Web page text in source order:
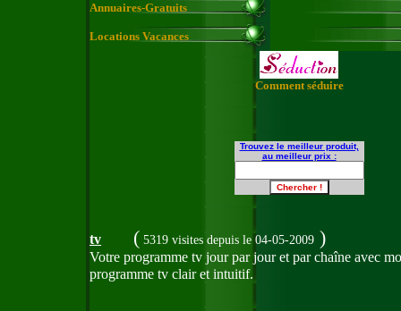
Annuaires-Gratuits
Locations Vacances
Comment séduire
Trouvez le meilleur produit,
au meilleur prix :
tv ( 5319 visites depuis le 04-05-2009 )
Votre programme tv jour par jour et par chaîne avec
programme tv clair et intuitif.